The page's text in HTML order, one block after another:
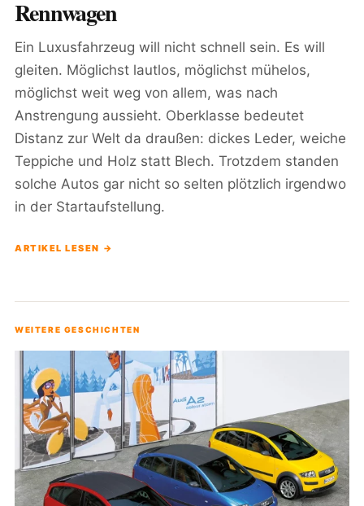
Rennwagen
Ein Luxusfahrzeug will nicht schnell sein. Es will
gleiten. Möglichst lautlos, möglichst mühelos,
möglichst weit weg von allem, was nach
Anstrengung aussieht. Oberklasse bedeutet
Distanz zur Welt da draußen: dickes Leder, weiche
Teppiche und Holz statt Blech. Trotzdem standen
solche Autos gar nicht so selten plötzlich irgendwo
in der Startaufstellung.
ARTIKEL LESEN →
WEITERE GESCHICHTEN